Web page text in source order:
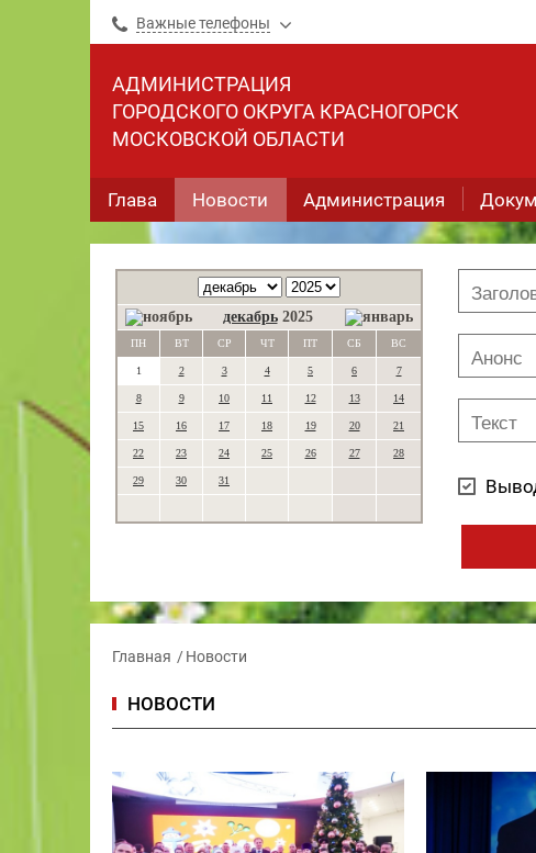
Важные телефоны
АДМИНИСТРАЦИЯ
ГОРОДСКОГО ОКРУГА КРАСНОГОРСК
МОСКОВСКОЙ ОБЛАСТИ
Глава Новости Администрация
декабрь 2025
ПН ВТ СР ЧТ ПТ СБ ВС
1 2 3 4 5 6 7
8 9 10 11 12 13 14
15 16 17 18 19 20 21
22 23 24 25 26 27 28
29 30 31
Главная Новости
НОВОСТИ